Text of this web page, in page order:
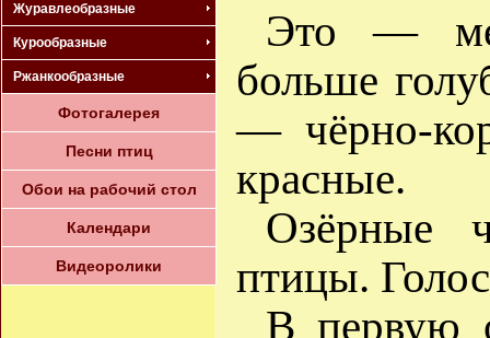
Журавлеобразные
Курообразные
Ржанкообразные
Фотогалерея
Песни птиц
Обои на рабочий стол
Календари
Видеоролики
Это —
больше
— чёрно-
красные.
Озёрные
птицы.
В первую